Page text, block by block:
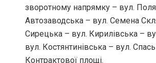
зворотному напрямку – вул.
Автозаводська – вул. Семена
Сирецька – вул. Кирилівська –
вул. Костянтинівська – вул.
Контрактової площі.